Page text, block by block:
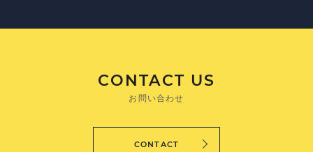
CONTACT US
お問い合わせ
CONTACT